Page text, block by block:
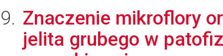
Znaczenie mikroflory
jelita grubego w